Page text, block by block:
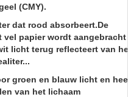
(CMY).
dat rood absorbeert.De
vel papier wordt aangebracht
licht terug reflecteert van
groen en blauw licht en
van het lichaam